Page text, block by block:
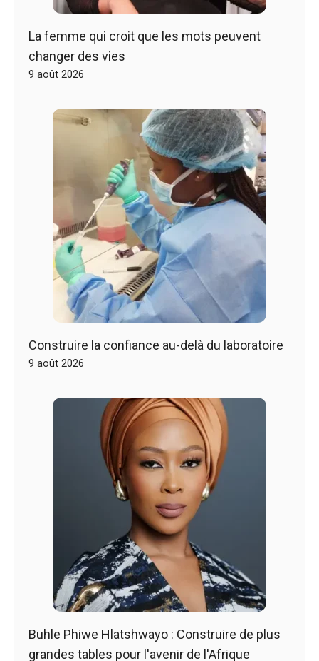
La femme qui croit que les mots peuvent
changer des vies
9 août 2026
Construire la confiance au-delà du laboratoire
9 août 2026
Buhle Phiwe Hlatshwayo : Construire de plus
grandes tables pour l'avenir de l'Afrique